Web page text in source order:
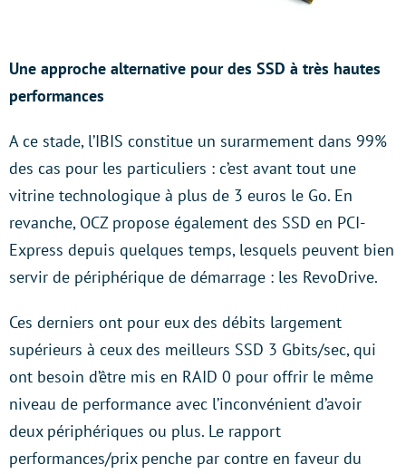
Une approche alternative pour des SSD à très hautes
performances
A ce stade, l’IBIS constitue un surarmement dans 99%
des cas pour les particuliers : c’est avant tout une
vitrine technologique à plus de 3 euros le Go. En
revanche, OCZ propose également des SSD en PCI-
Express depuis quelques temps, lesquels peuvent bien
servir de périphérique de démarrage : les RevoDrive.
Ces derniers ont pour eux des débits largement
supérieurs à ceux des meilleurs SSD 3 Gbits/sec, qui
ont besoin d’être mis en RAID 0 pour offrir le même
niveau de performance avec l’inconvénient d’avoir
deux périphériques ou plus. Le rapport
performances/prix penche par contre en faveur du